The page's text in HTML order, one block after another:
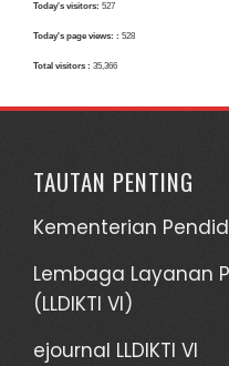
Today's visitors: 527
Today's page views: : 528
Total visitors : 35,366
TAUTAN PENTING
Kementerian
Lembaga Layanan
(LLDIKTI VI)
ejournal LLDIKTI VI